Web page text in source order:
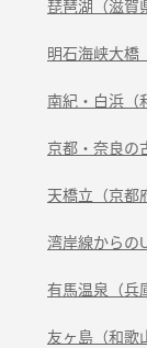
琵琶湖（滋賀
明石海峡大橋
南紀・白浜（
京都・奈良の
天橋立（京都
湾岸線からの
有馬温泉（兵
友ヶ島（和歌